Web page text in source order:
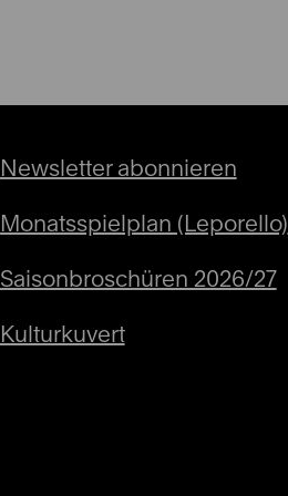
Newsletter abonnieren
Monatsspielplan (Leporello)
Saisonbroschüren 2026/27
Kulturkuvert